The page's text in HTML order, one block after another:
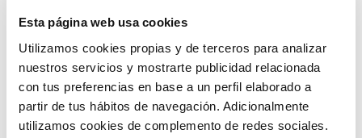
Esta página web usa cookies
Utilizamos cookies propias y de terceros para analizar
nuestros servicios y mostrarte publicidad relacionada
con tus preferencias en base a un perfil elaborado a
partir de tus hábitos de navegación. Adicionalmente
utilizamos cookies de complemento de redes sociales.
El nuevo desafío ante el cambio climático es lograr
que las ciudades evacuen con el menor impacto
ecológico un flujo de agua (aguas residuales y
aguas pluviales) cada vez mayor. Por ello, es
necesaria una revolución en la gestión, de la mano